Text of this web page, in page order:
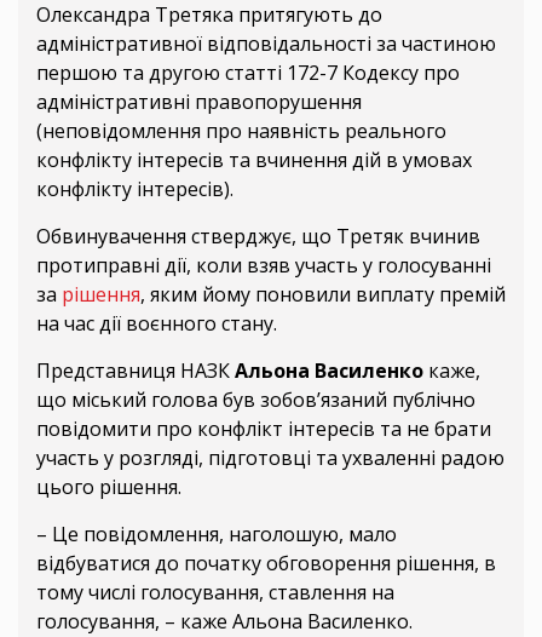
Олександра Третяка притягують до
адміністративної відповідальності за частиною
першою та другою статті 172-7 Кодексу про
адміністративні правопорушення
(неповідомлення про наявність реального
конфлікту інтересів та вчинення дій в умовах
конфлікту інтересів).
Обвинувачення стверджує, що Третяк вчинив
протиправні дії, коли взяв участь у голосуванні
за рішення, яким йому поновили виплату премій
на час дії воєнного стану.
Представниця НАЗКАльона Василенко каже,
що міський голова був зобов’язаний публічно
повідомити про конфлікт інтересів та не брати
участь у розгляді, підготовці та ухваленні радою
цього рішення.
– Це повідомлення, наголошую, мало
відбуватися до початку обговорення рішення, в
тому числі голосування, ставлення на
голосування, – каже Альона Василенко.